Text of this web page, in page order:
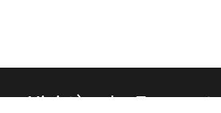
Ministère des Transports